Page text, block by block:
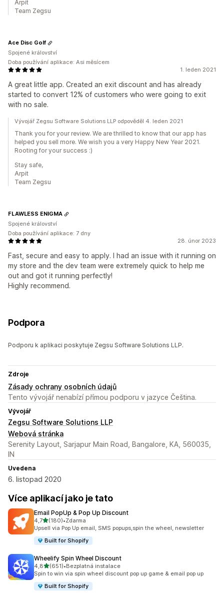
Arpit
Team Zegsu
1. leden 2021
A great little app. Created an exit discount and has already
started to convert 12% of customers who were going to exit
with no sale.
Ace Disc Golf
Spojené království
Doba používání aplikace: Asi měsícem
Vývojář Zegsu Software Solutions LLP odpověděl 4. leden 2021
Thank you for your review. We are thrilled to know that our app has
helped you sell more. We wish you a very Happy New Year 2021.
Rooting for your success :)
Stay safe,
Arpit
Team Zegsu
28. únor 2023
Fast, secure and easy to apply. I had an issue with it running on
my store and the dev team were extremely quick to help me
out and got it running perfectly!
Highly recommend.
FLAWLESS ENIGMA
Spojené království
Doba používání aplikace: 7 dny
Podpora
Podporu k aplikaci poskytuje Zegsu Software Solutions LLP.
Zdroje
Zásady ochrany osobních údajů
Tento vývojář nenabízí přímou podporu v jazyce Čeština.
Vývojář
Zegsu Software Solutions LLP
Webová stránka
Serenity Layout, Sarjapur Main Road, Bangalore, KA, 560035,
IN
Uvedena
6. listopad 2020
Více aplikací jako je tato
Email PopUp & Pop Up Discount
4,7z 5 hvězd
(180)
Celkový počet recenzí: 180
•Zdarma
Upsell via Pop Up email, SMS popups,spin the wheel, newsletter
Built for Shopify
Wheelify Spin Wheel Discount
4,8z 5 hvězd
(651)
Celkový počet recenzí: 651
•Bezplatná instalace
Spin to win via spin wheel discount pop up game & email pop up
Built for Shopify